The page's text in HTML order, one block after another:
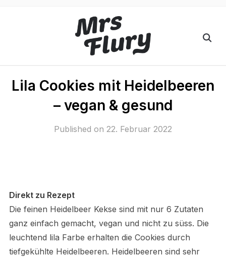
Lila Cookies mit Heidelbeeren
– vegan & gesund
Published on 22. Februar 2022
Direkt zu Rezept
Die feinen Heidelbeer Kekse sind mit nur 6 Zutaten
ganz einfach gemacht, vegan und nicht zu süss. Die
leuchtend lila Farbe erhalten die Cookies durch
tiefgekühlte Heidelbeeren. Heidelbeeren sind sehr